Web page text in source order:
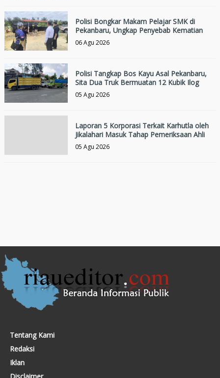
Polisi Bongkar Makam Pelajar SMK di
Pekanbaru, Ungkap Penyebab Kematian
06 Agu 2026
Polisi Tangkap Bos Kayu Asal Pekanbaru,
Sita Dua Truk Bermuatan 12 Kubik Ilog
05 Agu 2026
Laporan 5 Korporasi Terkait Karhutla oleh
Jikalahari Masuk Tahap Pemeriksaan Ahli
05 Agu 2026
Tentang Kami
Redaksi
Iklan